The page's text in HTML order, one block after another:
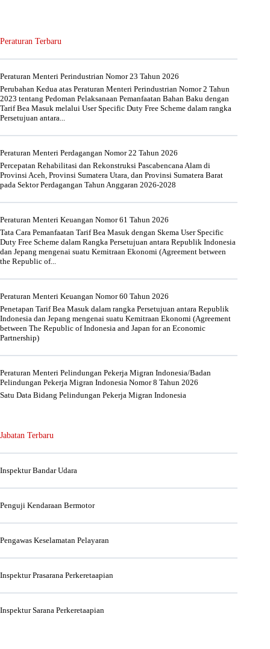
Peraturan Terbaru
Peraturan Menteri Perindustrian Nomor 23 Tahun 2026
Perubahan Kedua atas Peraturan Menteri Perindustrian Nomor 2 Tahun
2023 tentang Pedoman Pelaksanaan Pemanfaatan Bahan Baku dengan
Tarif Bea Masuk melalui User Specific Duty Free Scheme dalam rangka
Persetujuan antara...
Peraturan Menteri Perdagangan Nomor 22 Tahun 2026
Percepatan Rehabilitasi dan Rekonstruksi Pascabencana Alam di
Provinsi Aceh, Provinsi Sumatera Utara, dan Provinsi Sumatera Barat
pada Sektor Perdagangan Tahun Anggaran 2026-2028
Peraturan Menteri Keuangan Nomor 61 Tahun 2026
Tata Cara Pemanfaatan Tarif Bea Masuk dengan Skema User Specific
Duty Free Scheme dalam Rangka Persetujuan antara Republik Indonesia
dan Jepang mengenai suatu Kemitraan Ekonomi (Agreement between
the Republic of...
Peraturan Menteri Keuangan Nomor 60 Tahun 2026
Penetapan Tarif Bea Masuk dalam rangka Persetujuan antara Republik
Indonesia dan Jepang mengenai suatu Kemitraan Ekonomi (Agreement
between The Republic of Indonesia and Japan for an Economic
Partnership)
Peraturan Menteri Pelindungan Pekerja Migran Indonesia/Badan
Pelindungan Pekerja Migran Indonesia Nomor 8 Tahun 2026
Satu Data Bidang Pelindungan Pekerja Migran Indonesia
Jabatan Terbaru
Inspektur Bandar Udara
Penguji Kendaraan Bermotor
Pengawas Keselamatan Pelayaran
Inspektur Prasarana Perkeretaapian
Inspektur Sarana Perkeretaapian